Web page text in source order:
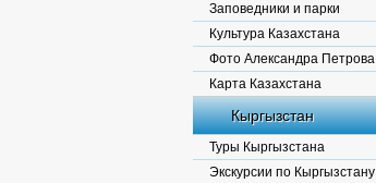
Заповедники и парки
Культура Казахстана
Фото Александра Петрова
Карта Казахстана
Кыргызстан
Туры Кыргызстана
Экскурсии по Кыргызстану